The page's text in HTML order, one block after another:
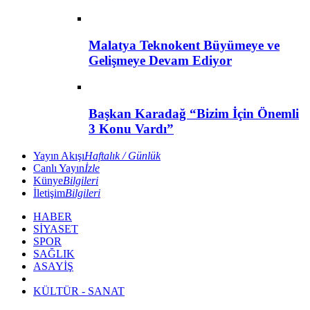
Malatya Teknokent Büyümeye ve
Gelişmeye Devam Ediyor
Başkan Karadağ “Bizim İçin Önemli
3 Konu Vardı”
Yayın AkışıHaftalık / Günlük
Canlı Yayınİzle
KünyeBilgileri
İletişimBilgileri
HABER
SİYASET
SPOR
SAĞLIK
ASAYİŞ
KÜLTÜR - SANAT